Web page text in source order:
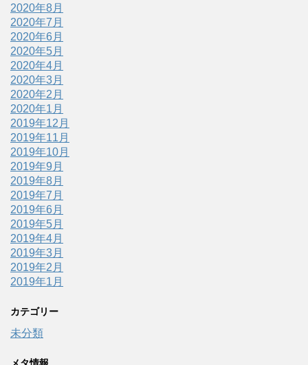
2020年8月
2020年7月
2020年6月
2020年5月
2020年4月
2020年3月
2020年2月
2020年1月
2019年12月
2019年11月
2019年10月
2019年9月
2019年8月
2019年7月
2019年6月
2019年5月
2019年4月
2019年3月
2019年2月
2019年1月
カテゴリー
未分類
メタ情報